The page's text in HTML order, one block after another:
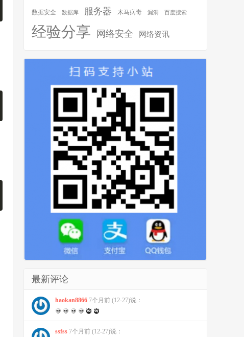
数据安全 数据库 服务器 木马病毒 漏洞 百度搜索
经验分享 网络安全 网络资讯
最新评论
haokan8866 7个月前 (12-27)说：
ssfss 7个月前 (12-27)说：